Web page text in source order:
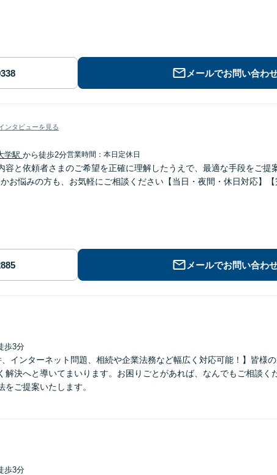
メールでお問い合わ
ンタビューを見る
学駅 から徒歩2分営業時間：本日定休日
容と依頼者さまのご希望を正確に理解したうえで、最適な手段をご提
お悩みの方も、お気軽にご相談ください【当日・夜間・休日対応】【
メールでお問い合わ
歩3分
、インターネット問題、相続や企業法務など幅広く対応可能！】皆様
解決へと導いてまいります。お困りごとがあれば、なんでもご相談く
ご提案いたします。
歩3分